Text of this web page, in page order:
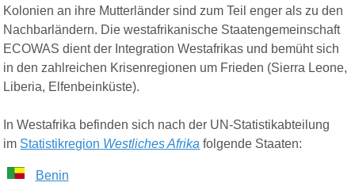
Kolonien an ihre Mutterländer sind zum Teil enger als zu den
Nachbarländern. Die westafrikanische Staatengemeinschaft
ECOWAS dient der Integration Westafrikas und bemüht sich
in den zahlreichen Krisenregionen um Frieden (Sierra Leone,
Liberia, Elfenbeinküste).
In Westafrika befinden sich nach der UN-Statistikabteilung
im Statistikregion Westliches Afrika folgende Staaten:
Benin